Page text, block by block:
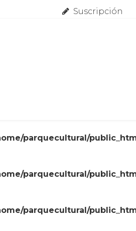
Suscripción
parquecultural/
parquecultural/
parquecultural/